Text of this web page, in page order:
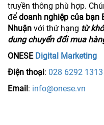
truyền thông phù hợp.
để doanh nghiệp của bạn
Nhuận với thứ hạng từ
dung chuyển đổi mua
ONESE Digital Marketing
Điện thoại: 028 6292 1313
Email: info@onese.vn